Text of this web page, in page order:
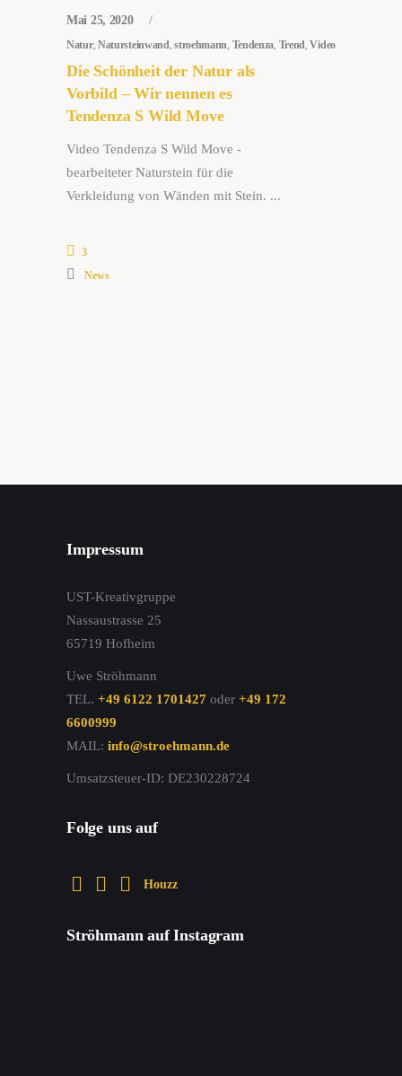
Mai 25, 2020
Natur, Natursteinwand,stroehmann, Tendenza, Trend,Video
Die Schönheit der Natur als
Vorbild – Wir nennen es
Tendenza S Wild Move
Video Tendenza S Wild Move -
bearbeiteter Naturstein für die
Verkleidung von Wänden mit Stein.
3
News
Impressum
UST-Kreativgruppe
Nassaustrasse 25
65719 Hofheim
Uwe Ströhmann
TEL. +49 6122 1701427 oder +49 172
6600999
MAIL: info@stroehmann.de
Umsatzsteuer-ID: DE230228724
Folge uns auf
Houzz
Ströhmann auf Instagram